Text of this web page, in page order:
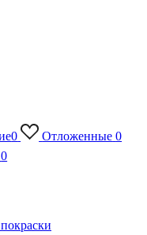
0 Отложенные 0
0